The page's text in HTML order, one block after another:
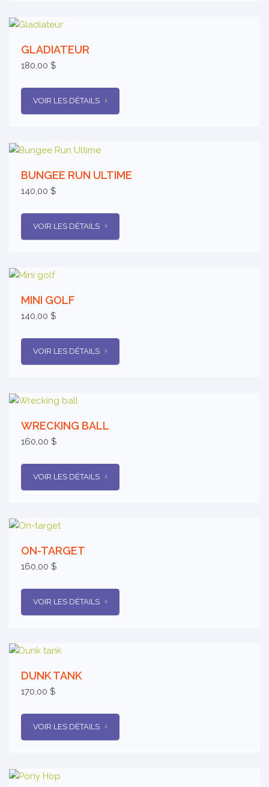
GLADIATEUR
180,00 $
VOIR LES DÉTAILS
BUNGEE RUN ULTIME
140,00 $
VOIR LES DÉTAILS
MINI GOLF
140,00 $
VOIR LES DÉTAILS
WRECKING BALL
160,00 $
VOIR LES DÉTAILS
ON-TARGET
160,00 $
VOIR LES DÉTAILS
DUNK TANK
170,00 $
VOIR LES DÉTAILS